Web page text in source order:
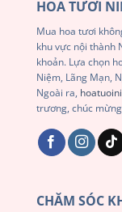
HOA TƯƠI
Mua hoa tươi
khu vực nội thành
khoản. Lựa chọn
Niệm, Lãng Mạn,
Ngoài ra,
trương, chúc
CHĂM SÓC